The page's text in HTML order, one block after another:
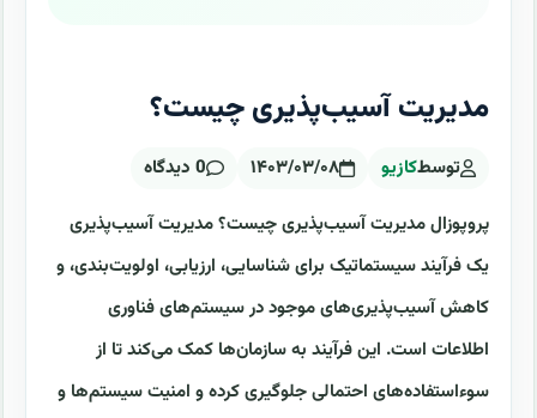
مدیریت آسیب‌پذیری چیست؟
توسطکازیو ۱۴۰۳/۰۳/۰۸ 0 دیدگاه
پروپوزال مدیریت آسیب‌پذیری چیست؟ مدیریت آسیب‌پذیری
یک فرآیند سیستماتیک برای شناسایی، ارزیابی، اولویت‌بندی، و
کاهش آسیب‌پذیری‌های موجود در سیستم‌های فناوری
اطلاعات است. این فرآیند به سازمان‌ها کمک می‌کند تا از
سوءاستفاده‌های احتمالی جلوگیری کرده و امنیت سیستم‌ها و